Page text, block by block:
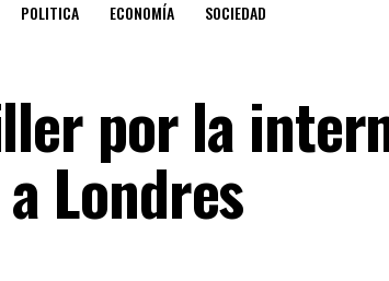
POLITICA ECONOMÍA SOCIEDAD
por la
Londres